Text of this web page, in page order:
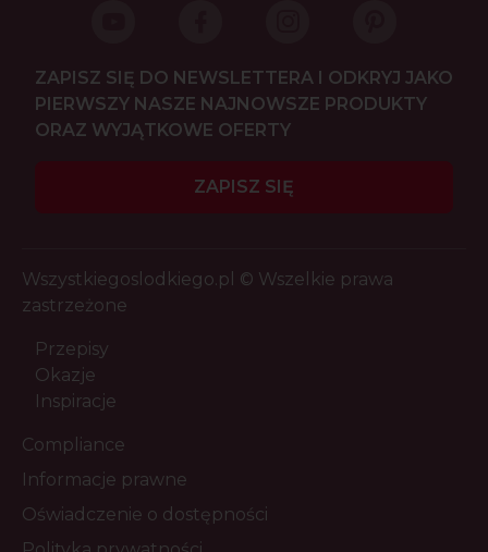
ZAPISZ SIĘ DO NEWSLETTERA I ODKRYJ JAKO
PIERWSZY NASZE NAJNOWSZE PRODUKTY
ORAZ WYJĄTKOWE OFERTY
ZAPISZ SIĘ
Wszystkiegoslodkiego.pl © Wszelkie prawa
zastrzeżone
Przepisy
Okazje
Inspiracje
Compliance
Informacje prawne
Oświadczenie o dostępności